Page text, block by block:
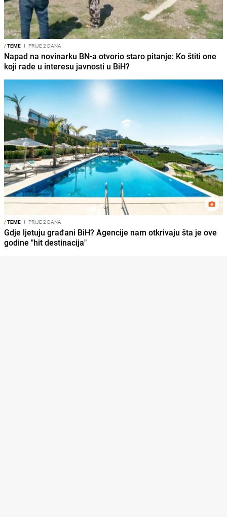
/TEME I PRIJE 2 DANA
Napad na novinarku BN-a otvorio staro pitanje: Ko štiti one
koji rade u interesu javnosti u BiH?
/TEME I PRIJE 2 DANA
Gdje ljetuju građani BiH? Agencije nam otkrivaju šta je ove
godine "hit destinacija"